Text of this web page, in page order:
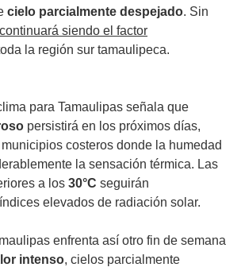
cielo parcialmente despejado. Sin
siendo el factor
la región sur tamaulipeca.
para Tamaulipas señala que
persistirá en los próximos días,
costeros donde la humedad
la sensación térmica. Las
a los 30°C seguirán
elevados de radiación solar.
enfrenta así otro fin de semana
intenso, cielos parcialmente